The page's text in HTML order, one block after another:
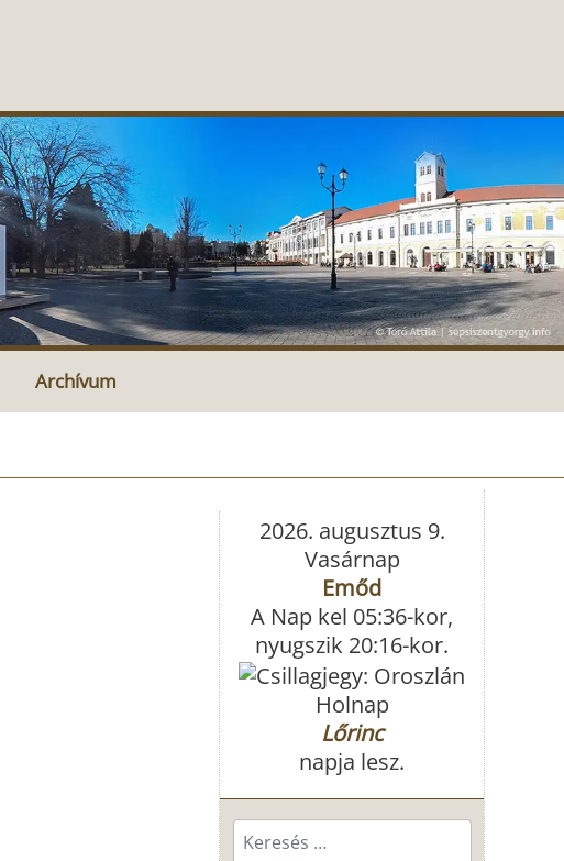
Archívum
2026. augusztus 9.
Vasárnap
Emőd
A Nap kel 05:36-kor,
nyugszik 20:16-kor.
Holnap
Lőrinc
napja lesz.
Keresés...